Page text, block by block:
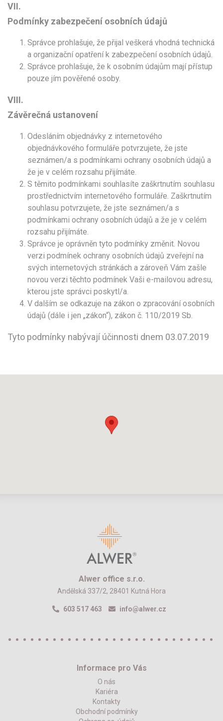
VII.
Podmínky zabezpečení osobních údajů
Správce prohlašuje, že přijal veškerá vhodná technická
a organizační opatření k zabezpečení osobních údajů.
Správce prohlašuje, že k osobním údajům mají přístup
pouze jím pověřené osoby.
VIII.
Závěrečná ustanovení
Odesláním objednávky z internetového
objednávkového formuláře potvrzujete, že jste
seznámen/a s podmínkami ochrany osobních údajů a
že je v celém rozsahu přijímáte.
S těmito podmínkami souhlasíte zaškrtnutím souhlasu
prostřednictvím internetového formuláře. Zaškrtnutím
souhlasu potvrzujete, že jste seznámen/a s
podmínkami ochrany osobních údajů a že je v celém
rozsahu přijímáte.
Správce je oprávněn tyto podmínky změnit. Novou
verzi podmínek ochrany osobních údajů zveřejní na
svých internetových stránkách a zároveň Vám zašle
novou verzi těchto podmínek Vaši e-mailovou adresu,
kterou jste správci poskytl/a.
V dalším se odkazuje na zákon o zpracování osobních
údajů (dále i jen „zákon“), zákon č. 110/2019 Sb.
Tyto podmínky nabývají účinnosti dnem 03.07.2019
Alwer office s.r.o.
Andělská 337/2, 28401 Kutná Hora
603 517 463 info@alwer.cz
Informace pro Vás
O nás
Kariéra
Kontakty
Obchodní podmínky